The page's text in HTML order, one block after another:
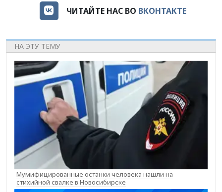
ЧИТАЙТЕ НАС ВО ВКОНТАКТЕ
НА ЭТУ ТЕМУ
Мумифицированные останки человека нашли на
стихийной свалке в Новосибирске